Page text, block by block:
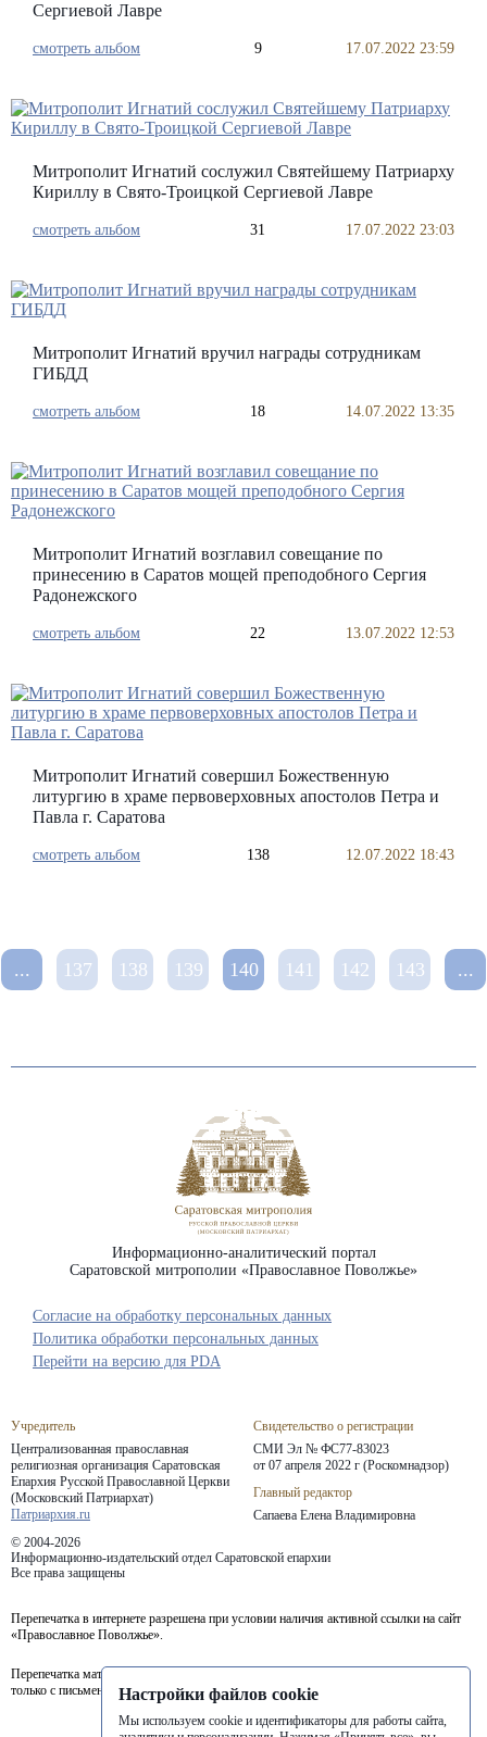
Сергиевой Лавре
смотреть альбом 9 17.07.2022 23:59
Митрополит Игнатий сослужил Святейшему Патриарху
Кириллу в Свято-Троицкой Сергиевой Лавре
смотреть альбом 31 17.07.2022 23:03
Митрополит Игнатий вручил награды сотрудникам
ГИБДД
смотреть альбом 18 14.07.2022 13:35
Митрополит Игнатий возглавил совещание по
принесению в Саратов мощей преподобного Сергия
Радонежского
смотреть альбом 22 13.07.2022 12:53
Митрополит Игнатий совершил Божественную
литургию в храме первоверховных апостолов Петра и
Павла г. Саратова
смотреть альбом 138 12.07.2022 18:43
... 137 138 139 140 141 142 143 ...
Информационно-аналитический портал
Саратовской митрополии «Православное Поволжье»
Учредитель
Централизованная православная
религиозная организация Саратовская
Епархия Русской Православной Церкви
(Московский Патриархат)
Патриархия.ru
Свидетельство о регистрации
СМИ Эл № ФС77-83023
от 07 апреля 2022 г (Роскомнадзор)
Главный редактор
Сапаева Елена Владимировна
© 2004-2026
Информационно-издательский отдел Саратовской епархии
Все права защищены
Согласие на обработку персональных данных
Политика обработки персональных данных
Перепечатка в интернете разрешена при условии наличия активной ссылки на сайт
«Православное Поволжье».
Перепечатка материалов портала в печатных изданиях (книгах, прессе) возможна
только с письменного разрешения редакции.
Перейти на версию для PDA
Настройки файлов cookie
Мы используем cookie и идентификаторы для работы сайта,